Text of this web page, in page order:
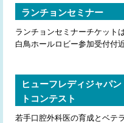
ランチョンセミナー
ランチョンセミナーチケット
白鳥ホールロビー参加受付付
ヒューフレディジャパ
トコンテスト
若手口腔外科医の育成とベテ